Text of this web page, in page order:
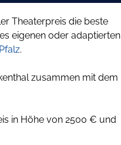
Theaterpreis die beste
eigenen oder adaptierten
.
zusammen mit dem
in Höhe von 2500 € und